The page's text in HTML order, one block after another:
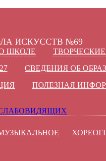
ИСКУССТВ №69
ШКОЛЕ
СВЕДЕНИЯ ОБ
ПОЛЕЗНАЯ